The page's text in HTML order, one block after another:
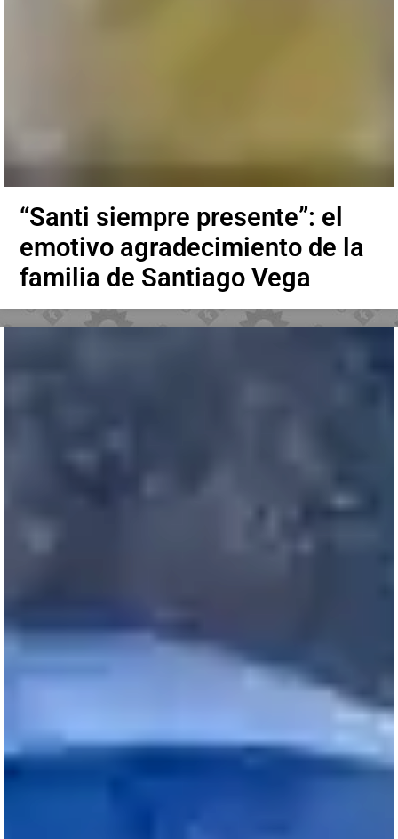
“Santi siempre presente”: el
emotivo agradecimiento de la
familia de Santiago Vega